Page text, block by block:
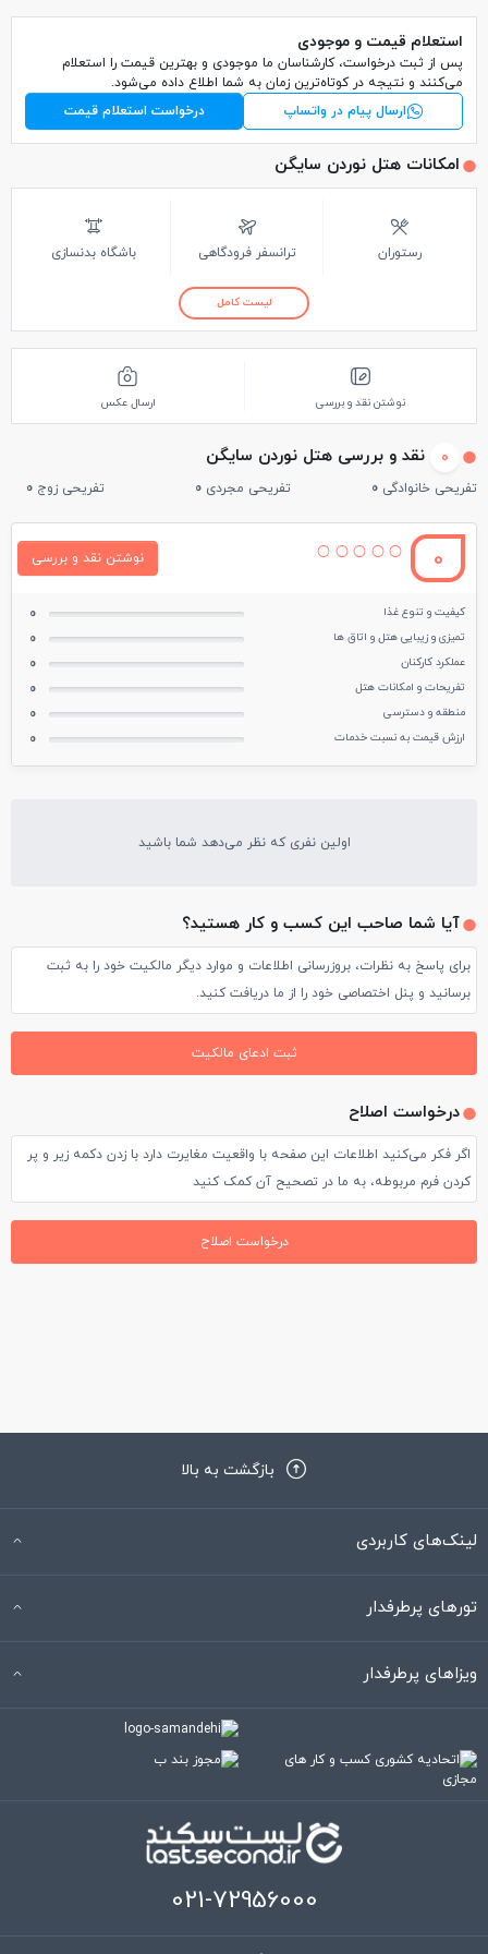
استعلام قیمت و موجودی
پس از ثبت درخواست، کارشناسان ما موجودی و بهترین قیمت را استعلام
می‌کنند و نتیجه در کوتاه‌ترین زمان به شما اطلاع داده می‌شود.
ارسال پیام در واتساپ
درخواست استعلام قیمت
امکانات هتل نوردن سایگن
رستوران ترانسفر فرودگاهی باشگاه بدنسازی
لیست کامل
نوشتن نقد و بررسی ارسال عکس
0 نقد و بررسی هتل نوردن سایگن
تفریحی خانوادگی 0 تفریحی مجردی 0 تفریحی زوج 0
0 نوشتن نقد و بررسی
کیفیت و تنوع غذا 0
تمیزی و زیبایی هتل و اتاق ها 0
عملکرد کارکنان 0
تفریحات و امکانات هتل 0
منطقه و دسترسی 0
ارزش قیمت به نسبت خدمات 0
اولین نفری که نظر می‌دهد شما باشید
آیا شما صاحب این کسب و کار هستید؟
برای پاسخ به نظرات، بروزرسانی اطلاعات و موارد دیگر مالکیت خود را به ثبت
برسانید و پنل اختصاصی خود را از ما دریافت کنید.
ثبت ادعای مالکیت
درخواست اصلاح
اگر فکر می‌کنید اطلاعات این صفحه با واقعیت مغایرت دارد با زدن دکمه زیر و پر
کردن فرم مربوطه، به ما در تصحیح آن کمک کنید
درخواست اصلاح
بازگشت به بالا
لینک‌های کاربردی
تورهای پرطرفدار
ویزاهای پرطرفدار
021-72956000